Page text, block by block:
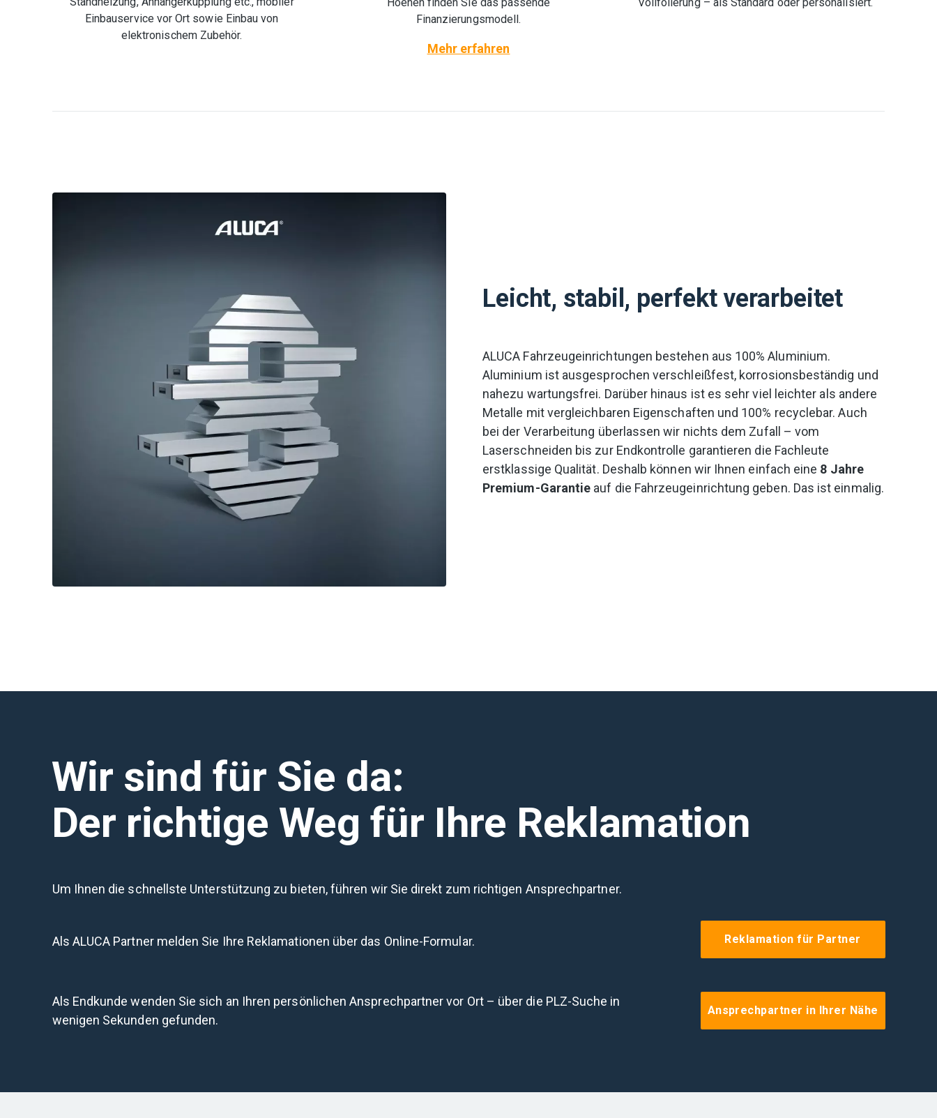
Einbauservice vor Ort sowie Einbau von
elektronischem Zubehör.
Finanzierungsmodell.
Mehr erfahren
Leicht, stabil, perfekt verarbeitet
ALUCA Fahrzeugeinrichtungen bestehen aus 100% Aluminium.
Aluminium ist ausgesprochen verschleißfest, korrosionsbeständig und
nahezu wartungsfrei. Darüber hinaus ist es sehr viel leichter als andere
Metalle mit vergleichbaren Eigenschaften und 100% recyclebar. Auch
bei der Verarbeitung überlassen wir nichts dem Zufall – vom
Laserschneiden bis zur Endkontrolle garantieren die Fachleute
erstklassige Qualität. Deshalb können wir Ihnen einfach eine 8 Jahre
Premium-Garantie auf die Fahrzeugeinrichtung geben. Das ist einmalig.
Wir sind für Sie da:
Der richtige Weg für Ihre Reklamation
Um Ihnen die schnellste Unterstützung zu bieten, führen wir Sie direkt zum richtigen Ansprechpartner.
Als ALUCA Partner melden Sie Ihre Reklamationen über das Online-Formular. Reklamation für Partner
Als Endkunde wenden Sie sich an Ihren persönlichen Ansprechpartner vor Ort – über die PLZ-Suche in
wenigen Sekunden gefunden.
Ansprechpartner in Ihrer Nähe